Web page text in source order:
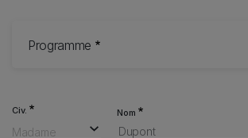
Programme
Civ.
Madame
Nom